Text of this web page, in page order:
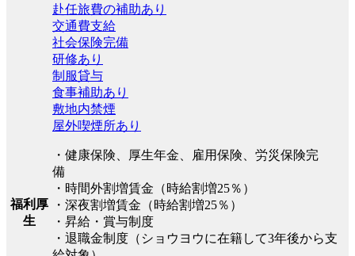
福利厚
生
赴任旅費の補助あり
交通費支給
社会保険完備
研修あり
制服貸与
食事補助あり
敷地内禁煙
屋外喫煙所あり
・健康保険、厚生年金、雇用保険、労災保険完
備
・時間外割増賃金（時給割増25％）
・深夜割増賃金（時給割増25％）
・昇給・賞与制度
・退職金制度（ショウヨウに在籍して3年後から支